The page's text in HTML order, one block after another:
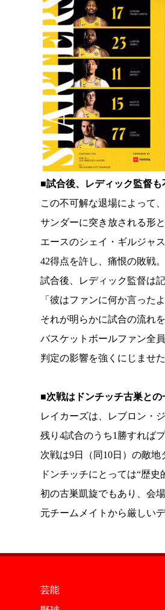
■試合後、レディック監督も
この不可解な退場によって
サンダーに突き放される形と
エースのシェイ・ギルジャ
42得点を許し、痛恨の敗戦。
試合後、レディック監督は
「彼はファンに何か言った
それが明らかに試合の流れ
バスケットボールファン全
判定の影響を強くにじませた
■次戦はドンチッチ古巣と
レイカーズは、レブロン・
残り4試合のうち1勝すれば
次戦は9日（同10日）の敵地
ドンチッチにとっては“歴史
初の古巣凱旋でもあり、会
元チームメイトから厳しい
芸能